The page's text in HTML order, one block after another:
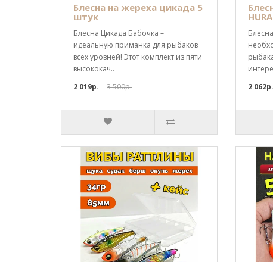
Блесна на жереха цикада 5
штук
Блесна Цикада Бабочка –
идеальную приманка для рыбаков
всех уровней! Этот комплект из пяти
высококач..
2 019р.
3 500р.
2 062р.